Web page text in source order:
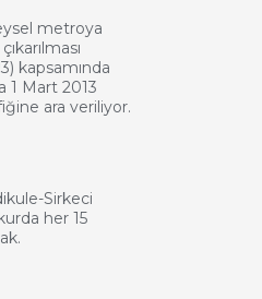
metroya
kapsamında
1 Mart 2013
ara veriliyor.
Sirkeci
her 15